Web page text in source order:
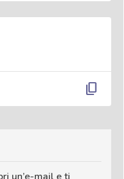
content_copy